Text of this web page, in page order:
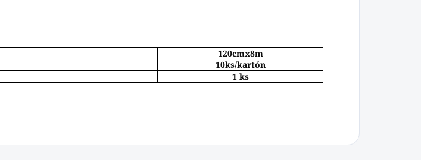
120cmx8m
10ks/kartón
1 ks